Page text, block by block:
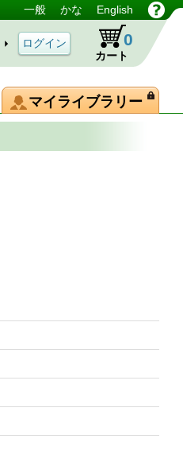
一般 かな English
カート
0
マイライブラリー